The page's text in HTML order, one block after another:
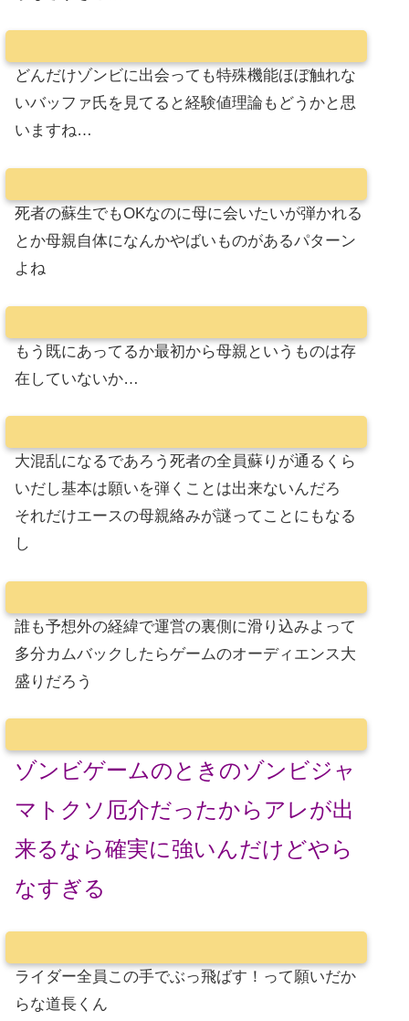
どんだけゾンビに出会っても特殊機能ほぼ触れな
いバッファ氏を見てると経験値理論もどうかと思
いますね…
死者の蘇生でもOKなのに母に会いたいが弾かれる
とか母親自体になんかやばいものがあるパターン
よね
もう既にあってるか最初から母親というものは存
在していないか…
大混乱になるであろう死者の全員蘇りが通るくら
いだし基本は願いを弾くことは出来ないんだろ
それだけエースの母親絡みが謎ってことにもなる
し
誰も予想外の経緯で運営の裏側に滑り込みよって
多分カムバックしたらゲームのオーディエンス大
盛りだろう
ゾンビゲームのときのゾンビジャ
マトクソ厄介だったからアレが出
来るなら確実に強いんだけどやら
なすぎる
ライダー全員この手でぶっ飛ばす！って願いだか
らな道長くん